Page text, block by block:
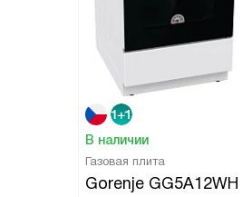
В наличии
Газовая плита
Gorenje GG5A12WH